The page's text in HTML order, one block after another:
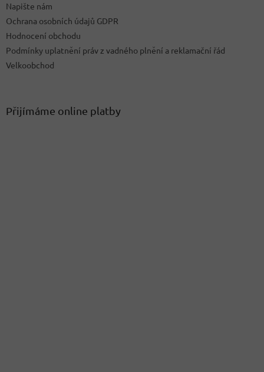
Napište nám
Ochrana osobních údajů GDPR
Hodnocení obchodu
Podmínky uplatnění práv z vadného plnění a reklamační řád
Velkoobchod
Přijímáme online platby